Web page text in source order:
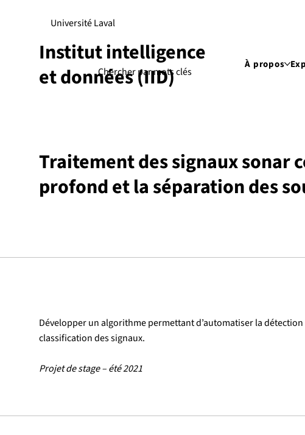
Institut intelligence
et données (IID)
À propos
Université Laval
Traitement des signaux sonar
profond et la séparation des
Développer un algorithme permettant d’automatiser la détection
classification des signaux.
Projet de stage – été 2021